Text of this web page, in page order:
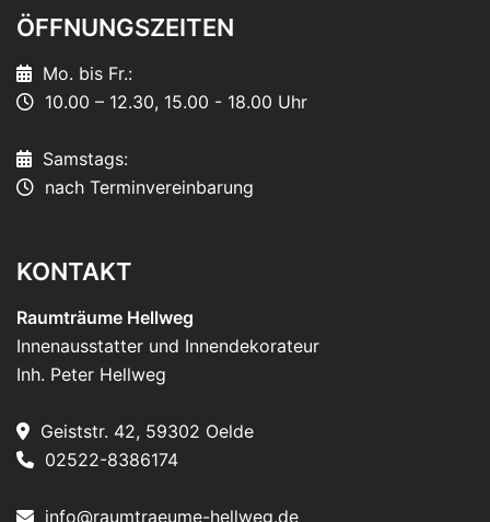
ÖFFNUNGSZEITEN
Mo. bis Fr.:
10.00 – 12.30, 15.00 - 18.00 Uhr
Samstags:
nach Terminvereinbarung
KONTAKT
Raumträume Hellweg
Innenausstatter und Innendekorateur
Inh. Peter Hellweg
Geiststr. 42, 59302 Oelde
02522-8386174
info@raumtraeume-hellweg.de